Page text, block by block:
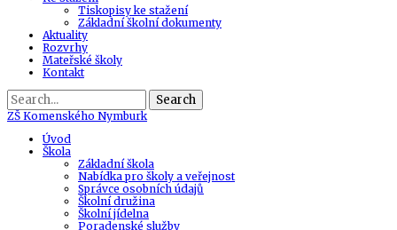
Tiskopisy ke stažení
Základní školní dokumenty
Aktuality
Rozvrhy
Mateřské školy
Kontakt
Search
ZŠ Komenského Nymburk
Úvod
Škola
Základní škola
Nabídka pro školy a veřejnost
Správce osobních údajů
Školní družina
Školní jídelna
Poradenské služby